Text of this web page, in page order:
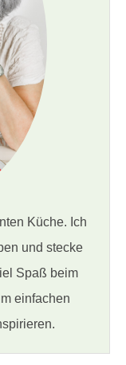
Küche. Ich
und stecke
Spaß beim
einfachen